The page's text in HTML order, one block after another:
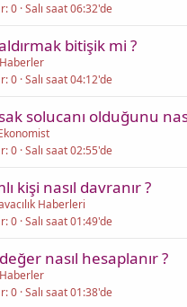
0 Salı saat 06:32'de
bitişik mi ?
Haberler
0 Salı saat 04:12'de
solucanı olduğunu
0 Salı saat 02:55'de
kişi nasıl davranır ?
Haberleri
0 Salı saat 01:49'de
nasıl hesaplanır ?
Haberler
0 Salı saat 01:38'de